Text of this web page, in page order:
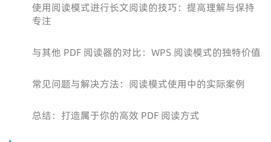
使用阅读模式进行长文阅读的技巧：提高理解与保持
专注
与其他 PDF 阅读器的对比：WPS 阅读模式的独特价值
常见问题与解决方法：阅读模式使用中的实际案例
总结：打造属于你的高效 PDF 阅读方式